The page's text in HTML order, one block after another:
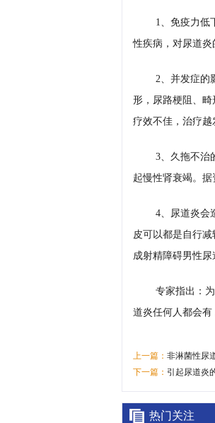
1、免疫力低
性疾病，对尿道炎
2、并发症的
形，尿路梗阻、
疗效不佳，治疗越
3、久拖不治
起慢性肾衰竭。据
4、尿道炎会
皮可以都是自行
成射精障碍男性尿
专家指出：
道炎任何人都会有
上一篇： 非淋菌性尿
下一篇： 引起尿道炎
热门关注